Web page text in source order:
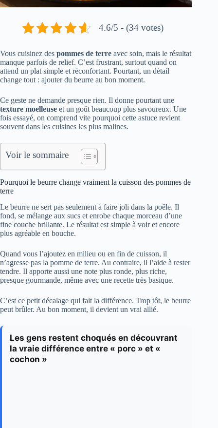
4.6/5 - (34 votes)
Vous cuisinez des pommes de terre avec soin, mais le résultat
manque parfois de relief. C’est frustrant, surtout quand on
attend un plat simple et réconfortant. Pourtant, un détail
change tout : ajouter du beurre au bon moment.
Ce geste ne demande presque rien. Il donne pourtant une
texture moelleuse et un goût beaucoup plus savoureux. Une
fois essayé, on comprend vite pourquoi cette astuce revient
souvent dans les cuisines les plus malines.
Voir le sommaire
Pourquoi le beurre change vraiment la cuisson des pommes de
terre
Le beurre ne sert pas seulement à faire joli dans la poêle. Il
fond, se mélange aux sucs et enrobe chaque morceau d’une
fine couche brillante. Le résultat est simple à voir et encore
plus agréable en bouche.
Quand vous l’ajoutez en milieu ou en fin de cuisson, il
n’agresse pas la pomme de terre. Au contraire, il l’aide à rester
tendre. Il apporte aussi une note plus ronde, plus riche,
presque gourmande, même avec une recette très basique.
C’est ce petit décalage qui fait la différence. Trop tôt, le beurre
peut brûler. Au bon moment, il devient un vrai allié.
Les gens restent choqués en découvrant
la vraie différence entre « porc » et «
cochon »